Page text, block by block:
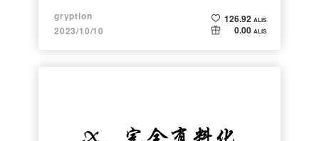
gryption
2023/10/10
126.92 ALIS
0.00 ALIS